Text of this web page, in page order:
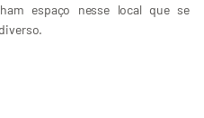
espaço nesse local que se